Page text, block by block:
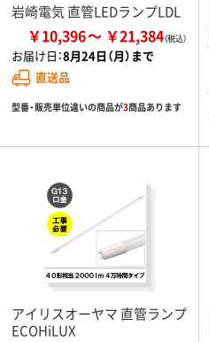
岩崎電気 直管LEDランプLDL
￥10,396 ￥21,384
お届け日：8月24日（月）まで
直送品
型番・販売単位違いの商品が3商品あります
アイリスオーヤマ 直管ランプ
ECOHiLUX